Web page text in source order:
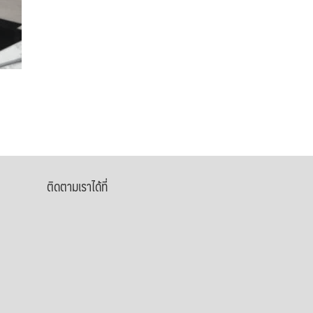
ติดตามเราได้ที่